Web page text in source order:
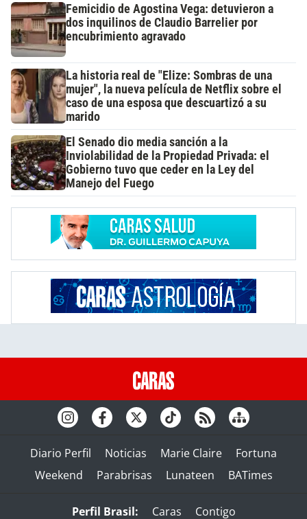
Femicidio de Agostina Vega: detuvieron a
dos inquilinos de Claudio Barrelier por
encubrimiento agravado
La historia real de "Elize: Sombras de una
mujer", la nueva película de Netflix sobre el
caso de una esposa que descuartizó a su
marido
El Senado dio media sanción a la
Inviolabilidad de la Propiedad Privada: el
Gobierno tuvo que ceder en la Ley del
Manejo del Fuego
Diario Perfil Noticias Marie Claire
Fortuna
Weekend
Parabrisas Lunateen BATimes
Perfil Brasil: Caras Contigo